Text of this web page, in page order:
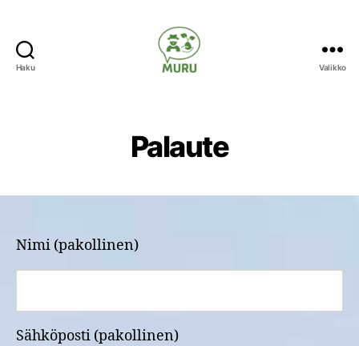
Haku Valikko
Palaute
Nimi (pakollinen)
Sähköposti (pakollinen)